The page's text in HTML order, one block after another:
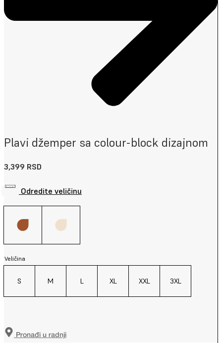
Plavi džemper sa colour-block dizajnom
3,399 RSD
Odredite veličinu
Veličina
S M L XL XXL 3XL
Pronađi u radnji